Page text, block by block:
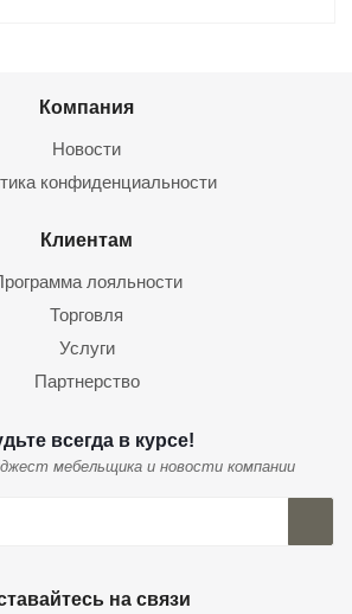
Компания
Новости
конфиденциальности
Клиентам
лояльности
Торговля
Услуги
Партнерство
всегда в курсе!
мебельщика и новости компании
на связи